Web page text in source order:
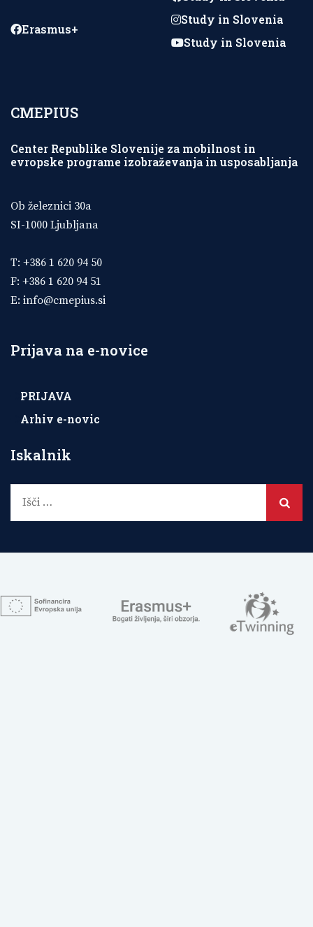
Erasmus+
Study in Slovenia
Study in Slovenia
CMEPIUS
Center Republike Slovenije za mobilnost in
evropske programe izobraževanja in usposabljanja
Ob železnici 30a
SI-1000 Ljubljana
T: +386 1 620 94 50
F: +386 1 620 94 51
E: info@cmepius.si
Prijava na e-novice
PRIJAVA
Arhiv e-novic
Iskalnik